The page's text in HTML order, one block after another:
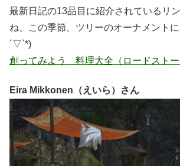
最新日記の13品目に紹介されているリ
ね、この季節、ツリーのオーナメント
´▽`*)
創ってみよう 料理大全（ロードストー
Eira Mikkonen（えいら）さん